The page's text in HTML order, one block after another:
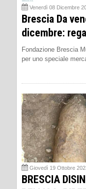
Venerdì 08 Dicembre
Brescia Da
dicembre:
Fondazione Brescia
per uno speciale
Giovedì 19 Ottobre
BRESCIA